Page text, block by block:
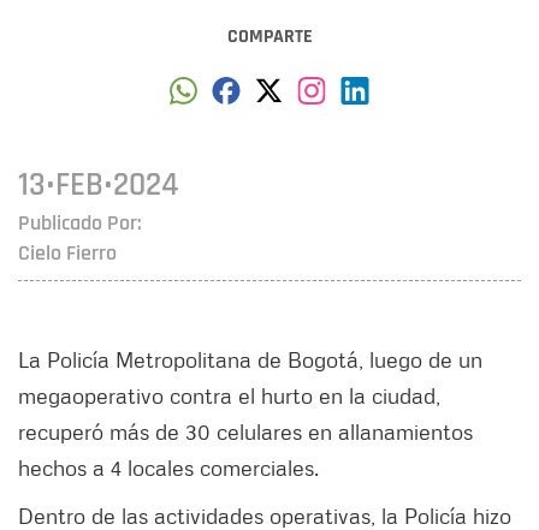
COMPARTE
Publicado Por:
Cielo Fierro
13•FEB•2024
La Policía Metropolitana de Bogotá, luego de un
megaoperativo contra el hurto en la ciudad,
recuperó más de 30 celulares en allanamientos
hechos a 4 locales comerciales.
Dentro de las actividades operativas, la Policía hizo